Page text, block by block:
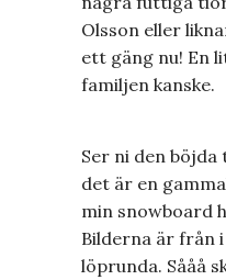
Olsson eller
ett gäng nu! En
familjen kanske.
Ser ni den
det är en
min snowboard
Bilderna är från
löprunda. Sååå